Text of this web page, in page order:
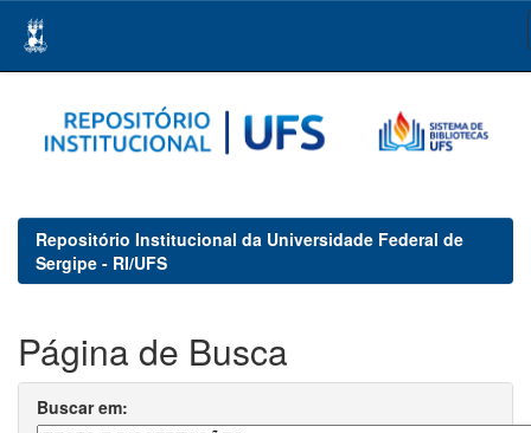
navigation
Repositório Institucional da Universidade Federal de
Sergipe - RI/UFS
Página de Busca
Buscar em: